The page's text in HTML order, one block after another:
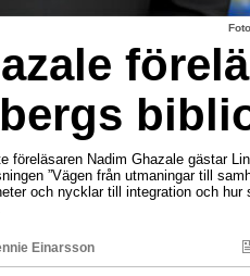
föreläsaren Nadim Ghazale gästar
”Vägen från utmaningar till
och nycklar till integration och hur
Einarsson